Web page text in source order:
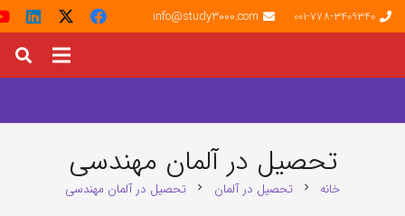
001-778-3409340
info@study3000.com
تحصیل در آلمان مهندسی
خانه chevron_right تحصیل در آلمان chevron_right تحصیل در آلمان مهندسی